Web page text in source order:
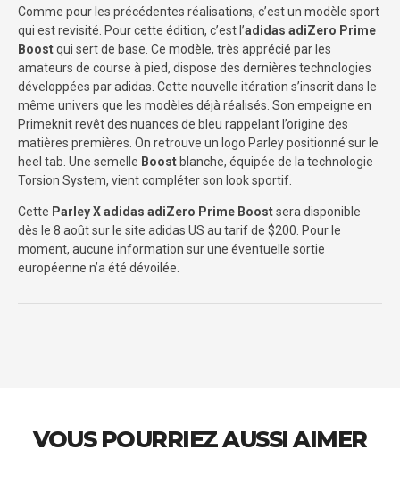
Comme pour les précédentes réalisations, c’est un modèle sport
qui est revisité. Pour cette édition, c’est l’adidas adiZero Prime
Boostqui sert de base. Ce modèle, très apprécié par les
amateurs de course à pied, dispose des dernières technologies
développées par adidas. Cette nouvelle itération s’inscrit dans le
même univers que les modèles déjà réalisés. Son empeigne en
Primeknit revêt des nuances de bleu rappelant l’origine des
matières premières. On retrouve un logo Parley positionné sur le
heel tab. Une semelle Boost blanche, équipée de la technologie
Torsion System, vient compléter son look sportif.
Cette Parley X adidas adiZero Prime Boostsera disponible
dès le 8 août sur le site adidas US au tarif de $200. Pour le
moment, aucune information sur une éventuelle sortie
européenne n’a été dévoilée.
VOUS POURRIEZ AUSSI AIMER